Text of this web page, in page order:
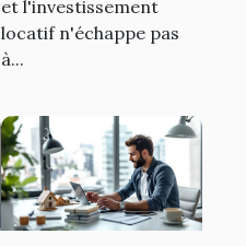
locatif ?
et l'investissement
locatif n'échappe pas
à...